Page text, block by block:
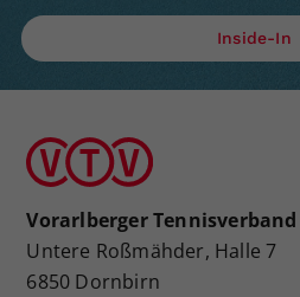
Inside-In
Vorarlberger Tennisverband
Untere Roßmähder, Halle 7
6850 Dornbirn